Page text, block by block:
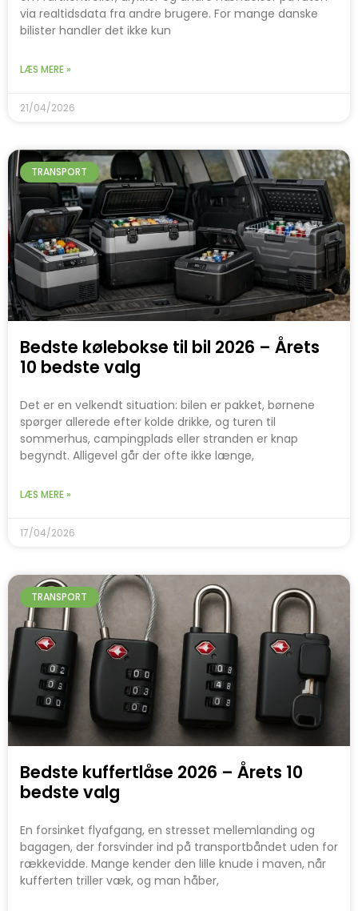
via realtidsdata fra andre brugere. For mange danske
bilister handler det ikke kun
LÆS MERE »
21/04/2026
TRANSPORT
Bedste kølebokse til bil 2026 – Årets
10 bedste valg
Det er en velkendt situation: bilen er pakket, børnene
spørger allerede efter kolde drikke, og turen til
sommerhus, campingplads eller stranden er knap
begyndt. Alligevel går der ofte ikke længe,
LÆS MERE »
17/04/2026
TRANSPORT
Bedste kuffertlåse 2026 – Årets 10
bedste valg
En forsinket flyafgang, en stresset mellemlanding og
bagagen, der forsvinder ind på transportbåndet uden for
rækkevidde. Mange kender den lille knude i maven, når
kufferten triller væk, og man håber,